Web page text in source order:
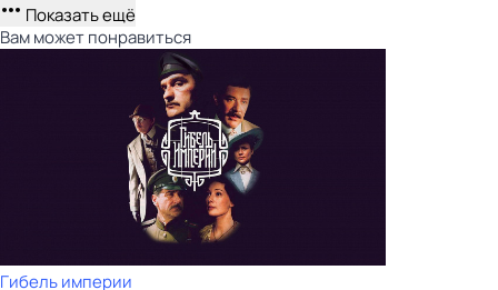
Показать ещё
Вам может понравиться
Гибель империи